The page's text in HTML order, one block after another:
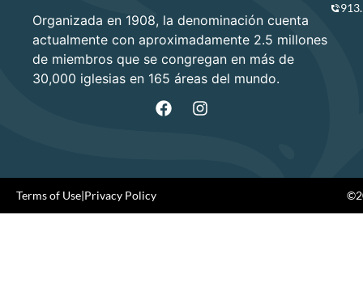
Organizada en 1908, la denominación cuenta
actualmente con aproximadamente 2.5 millones
de miembros que se congregan en más de
30,000 iglesias en 165 áreas del mundo.
Terms of Use|Privacy Policy